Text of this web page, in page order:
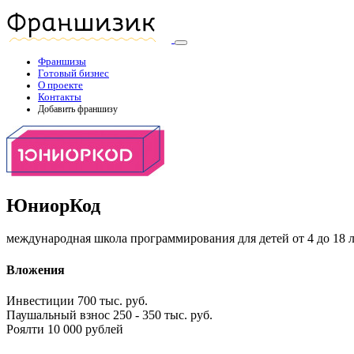
Франшизы
Готовый бизнес
О проекте
Контакты
Добавить франшизу
ЮниорКод
международная школа программирования для детей от 4 до 18
Вложения
Инвестиции 700 тыс. руб.
Паушальный взнос 250 - 350 тыс. руб.
Роялти 10 000 рублей